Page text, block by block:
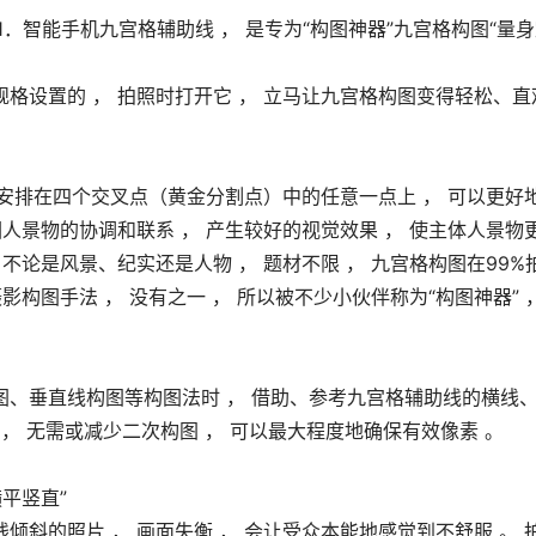
智能手机九宫格辅助线 ， 是专为“构图神器”九宫格构图“量
设置的 ， 拍照时打开它 ， 立马让九宫格构图变得轻松、直
在四个交叉点（黄金分割点）中的任意一点上 ， 可以更好
景物的协调和联系 ， 产生较好的视觉效果 ， 使主体人景物
论是风景、纪实还是人物 ， 题材不限 ， 九宫格构图在99%
图手法 ， 没有之一 ， 所以被不少小伙伴称为“构图神器” ，
垂直线构图等构图法时 ， 借助、参考九宫格辅助线的横线、
无需或减少二次构图 ， 可以最大程度地确保有效像素 。
竖直”